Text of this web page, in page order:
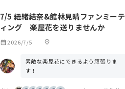
7/5 紐緒結奈&館林見晴ファンミーテ
ィング 楽屋花を送りませんか
calendar_month2026/7/5 location_on
素敵な楽屋花にできるよう頑張りま
す！